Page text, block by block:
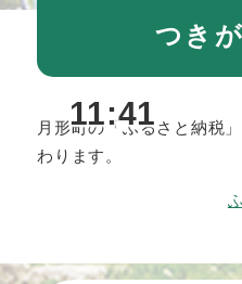
つき
11:41
月形町の「ふるさと納税
わります。